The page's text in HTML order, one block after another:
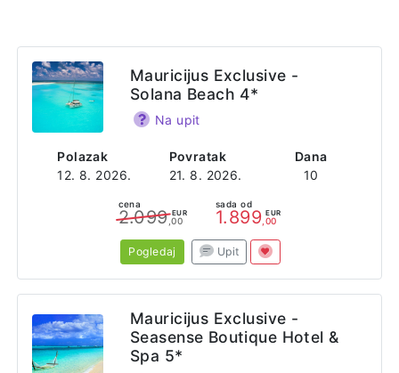
Adresa
Route Cotière
Trou-aux-Biches
Mauritius
Polazak
12. 8. 2026.
Povratak
21. 8. 2026.
Dana
10
Mauricijus Exclusive -
Solana Beach 4*
Na upit
cena
2.099 EUR
,00
sada od
1.899 EUR
,00
Pogledaj Upit
Mauricijus Exclusive -
Seasense Boutique Hotel &
Spa 5*